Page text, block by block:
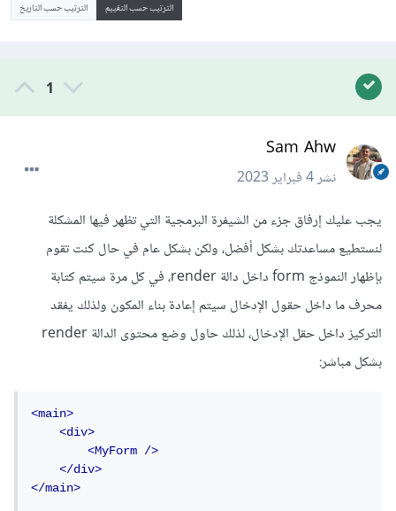
الترتيب حسب التقييم الترتيب حسب التاريخ
1
Sam Ahw
نشر4 فبراير 2023
يجب عليك إرفاق جزء من الشيفرة البرمجية التي تظهر فيها المشكلة
لنستطيع مساعدتك بشكل أفضل، ولكن بشكل عام في حال كنت تقوم
بإظهار النموذج form داخل دالة render، في كل مرة سيتم كتابة
محرف ما داخل حقول الإدخال سيتم إعادة بناء المكون ولذلك يفقد
التركيز داخل حقل الإدخال، لذلك حاول وضع محتوى الدالة render
بشكل مباشر:
<main>
<div>
<MyForm
/>
</div>
</main>